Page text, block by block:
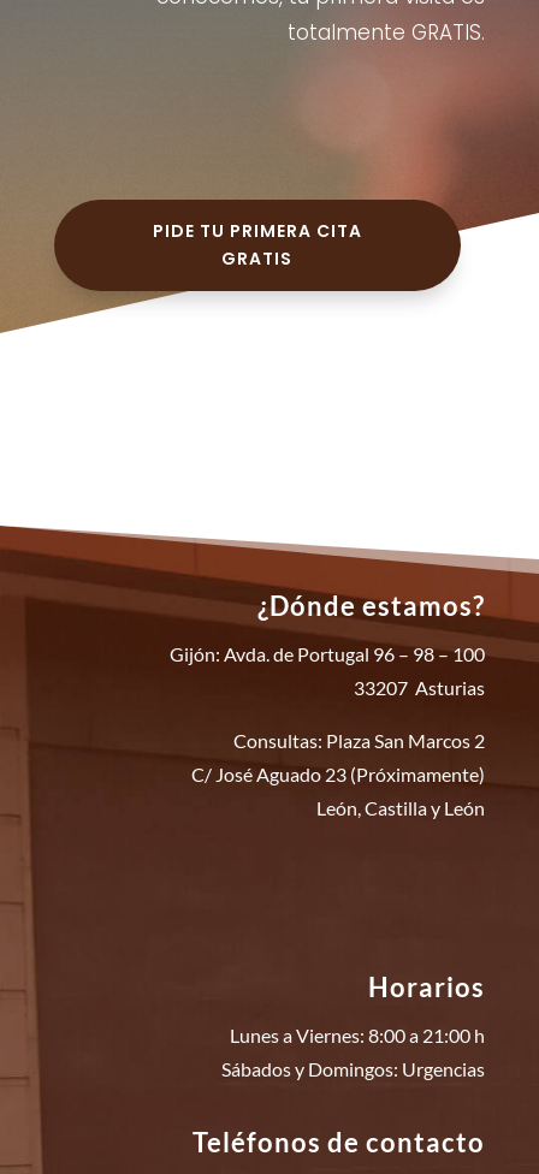
totalmente GRATIS.
PIDE TU PRIMERA CITA
GRATIS
¿Dónde estamos?
Gijón: Avda. de Portugal 96 – 98 – 100
33207 Asturias
Consultas: Plaza San Marcos 2
C/ José Aguado 23 (Próximamente)
León, Castilla y León
Horarios
Lunes a Viernes: 8:00 a 21:00 h
Sábados y Domingos: Urgencias
Teléfonos de contacto